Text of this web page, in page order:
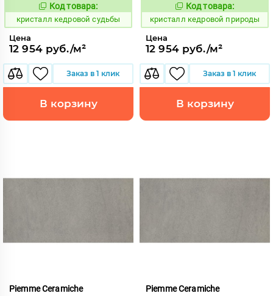
817349
Код товара:
кристалл кедровой судьбы
Цена
12 954 руб./м²
Заказ в 1 клик
В корзину
817350
Код товара:
кристалл кедровой природы
Цена
12 954 руб./м²
Заказ в 1 клик
В корзину
Piemme Ceramiche
Piemme Ceramiche